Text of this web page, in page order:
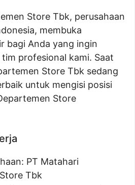
Store Tbk, perusahaan
membuka
bagi Anda yang ingin
profesional kami. Saat
Store Tbk sedang
untuk mengisi posisi
Store
PT Matahari
Tbk